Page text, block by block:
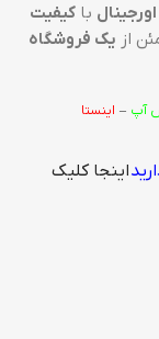
با کیفیت
از یک فروشگاه
آپ – اینستا
اینجا کلیک